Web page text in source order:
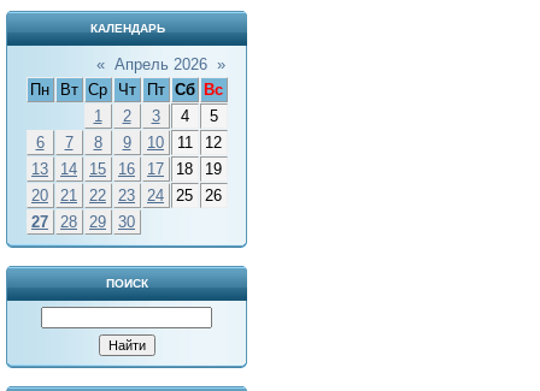
КАЛЕНДАРЬ
« Апрель 2026 »
Пн
Вт Ср Чт Пт Сб
Вс
1
2 3 4
5
6
7 8 9 10 11
12
13
14 15 16 17 18
19
20
21 22 23 24 25
26
27
28 29 30
ПОИСК